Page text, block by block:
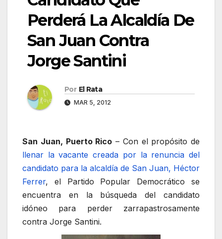
Perderá La Alcaldía De
San Juan Contra
Jorge Santini
Por El Rata
MAR 5, 2012
San Juan, Puerto Rico – Con el propósito de
llenar la vacante creada por la renuncia del
candidato para la alcaldía de San Juan, Héctor
Ferrer, el Partido Popular Democrático se
encuentra en la búsqueda del candidato
idóneo para perder zarrapastrosamente
contra Jorge Santini.